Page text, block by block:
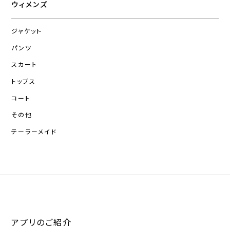
ウィメンズ
ジャケット
パンツ
スカート
トップス
コート
その他
テーラーメイド
アプリのご紹介